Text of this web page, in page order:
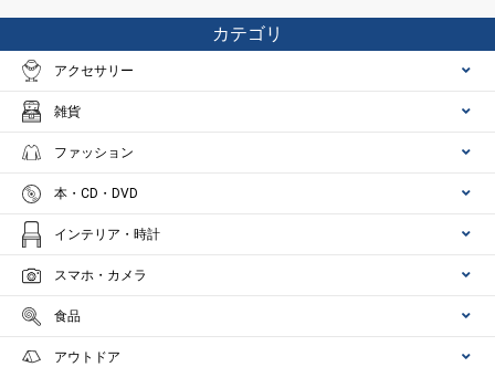
カテゴリ
アクセサリー
雑貨
ファッション
本・CD・DVD
インテリア・時計
スマホ・カメラ
食品
アウトドア